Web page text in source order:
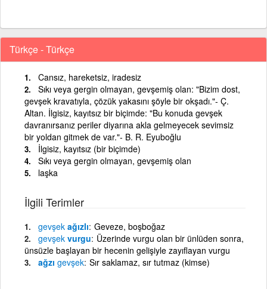
Türkçe - Türkçe
Cansız, hareketsiz, iradesiz
Sıkı veya gergin olmayan, gevşemiş olan: "Bizim dost,
gevşek kravatıyla, çözük yakasını şöyle bir okşadı."- Ç.
Altan. İlgisiz, kayıtsız bir biçimde: "Bu konuda gevşek
davranırsanız periler diyarına akla gelmeyecek sevimsiz
bir yoldan gitmek de var."- B. R. Eyuboğlu
İlgisiz, kayıtsız (bir biçimde)
Sıkı veya gergin olmayan, gevşemiş olan
laşka
İlgili Terimler
gevşek ağızlı Geveze, boşboğaz
gevşek vurgu Üzerinde vurgu olan bir ünlüden sonra,
ünsüzle başlayan bir hecenin gelişiyle zayıflayan vurgu
ağzı gevşek Sır saklamaz, sır tutmaz (kimse)